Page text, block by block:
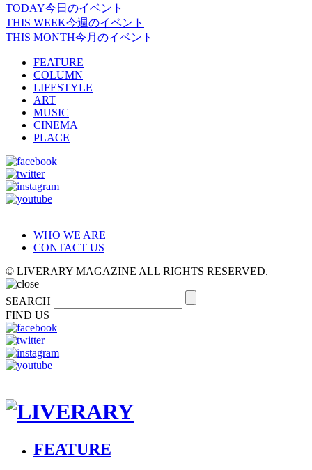
TODAY今日のイベント
THIS WEEK今週のイベント
THIS MONTH今月のイベント
FEATURE
COLUMN
LIFESTYLE
ART
MUSIC
CINEMA
PLACE
WHO WE ARE
CONTACT US
© LIVERARY MAGAZINE ALL RIGHTS RESERVED.
SEARCH
FIND US
FEATURE